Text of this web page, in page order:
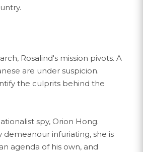
Rosalind's mission pivots. A
are under suspicion.
the culprits behind the
spy, Orion Hong.
infuriating, she is
agenda of his own, and